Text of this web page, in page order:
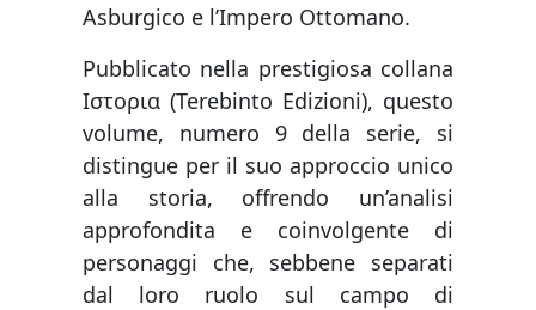
Asburgico e l’Impero Ottomano.
Pubblicato nella prestigiosa collana
Ιστορια (Terebinto Edizioni), questo
volume, numero 9 della serie, si
distingue per il suo approccio unico
alla storia, offrendo un’analisi
approfondita e coinvolgente di
personaggi che, sebbene separati
dal loro ruolo sul campo di